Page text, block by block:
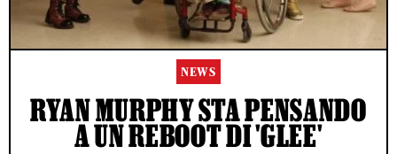
NEWS
RYAN MURPHY STA PENSANDO
A UN REBOOT DI 'GLEE'